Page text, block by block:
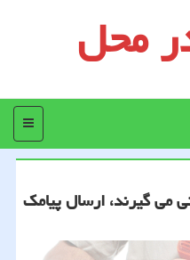
محل
منو
می گیرند، ارسال پیامك